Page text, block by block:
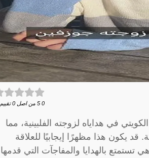
0
5 من اصل 0 تقييم.
في هداياه لزوجته الفلبينية، مما
قد يكون هذا مظهرًا إيجابيًا للعلاقة
تستمتع بالهدايا والمفاجآت التي قدمها